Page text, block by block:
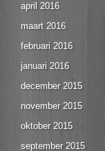
april 2016
maart 2016
februari 2016
januari 2016
december 2015
november 2015
oktober 2015
september 2015